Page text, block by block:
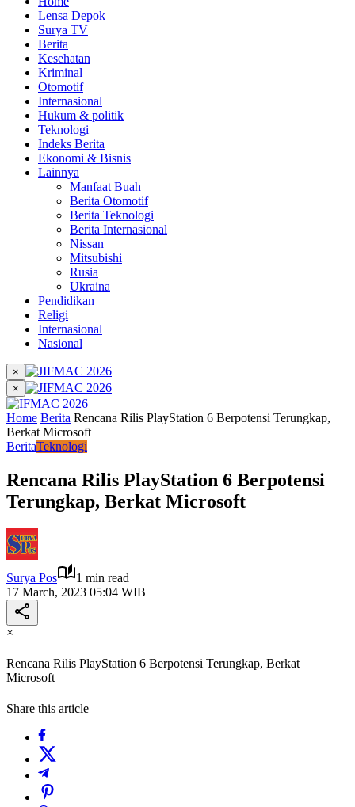
Lensa Depok
Surya TV
Berita
Kesehatan
Kriminal
Otomotif
Internasional
Hukum & politik
Teknologi
Indeks Berita
Ekonomi & Bisnis
Lainnya
Manfaat Buah
Berita Otomotif
Berita Teknologi
Berita Internasional
Nissan
Mitsubishi
Rusia
Ukraina
Pendidikan
Religi
Internasional
Nasional
×
×
Home Berita Rencana Rilis PlayStation 6 Berpotensi Terungkap,
Berkat Microsoft
BeritaTeknologi
Rencana Rilis PlayStation 6 Berpotensi
Terungkap, Berkat Microsoft
Surya Pos
1 min read
17 March, 2023 05:04 WIB
×
Rencana Rilis PlayStation 6 Berpotensi Terungkap, Berkat
Microsoft
Share this article